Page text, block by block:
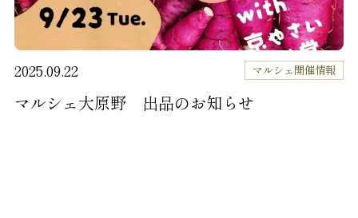
2025.09.22 マルシェ開催情報
マルシェ大原野 出品のお知らせ